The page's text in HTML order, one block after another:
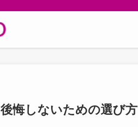
悔しないための選び方